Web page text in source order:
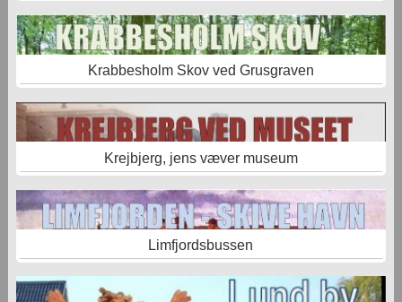
Krabbesholm Skov ved Grusgraven
Krejbjerg, jens væver museum
Limfjordsbussen